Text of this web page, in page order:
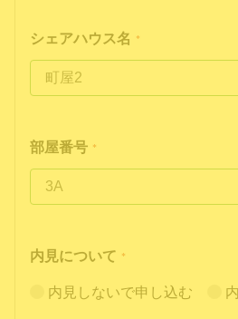
シェアハウス名 *
部屋番号 *
内見について *
内見しないで申し込む